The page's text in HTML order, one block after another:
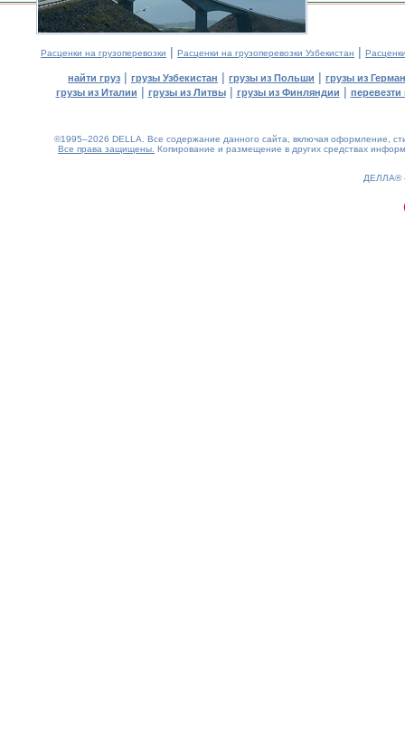
Расценки на грузоперевозки | Расценки на грузоперевозки Узбекистан |
найти груз | грузы Узбекистан | грузы из Польши | грузы из
грузы из Италии | грузы из Литвы| грузы из Финляндии | перевезти
©1995–2026 DELLA. Все содержание данного сайта, включая оформление,
Все права защищены. Копирование и размещение в других средствах